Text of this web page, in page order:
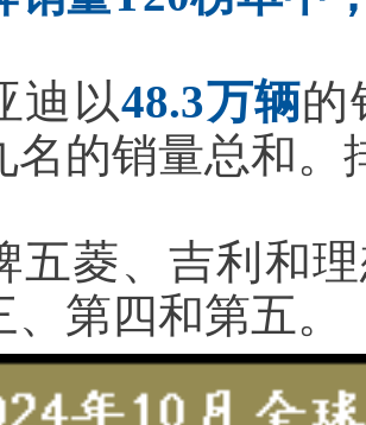
迪以48.3万辆的
名的销量总和。
五菱、吉利和
第四和第五。